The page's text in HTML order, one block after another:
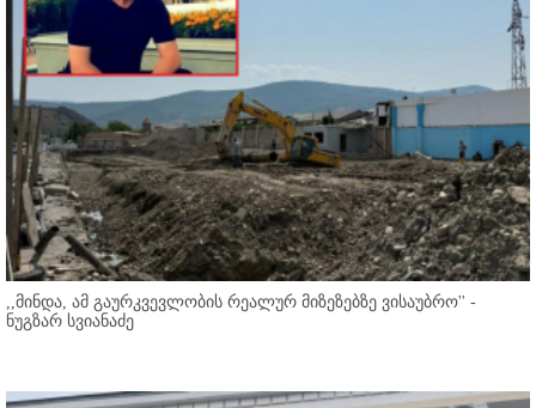
,,მინდა, ამ გაურკვევლობის რეალურ მიზეზებზე ვისაუბრო'' -
ნუგზარ სვიანაძე